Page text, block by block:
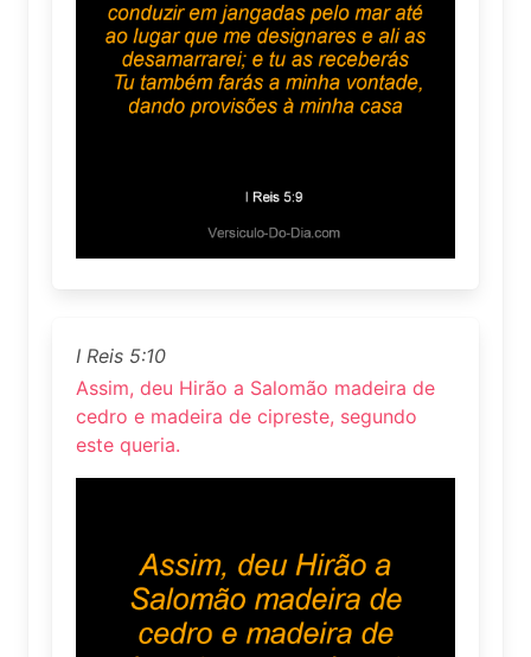
I Reis 5:10
Assim, deu Hirão a Salomão madeira de
cedro e madeira de cipreste, segundo
este queria.